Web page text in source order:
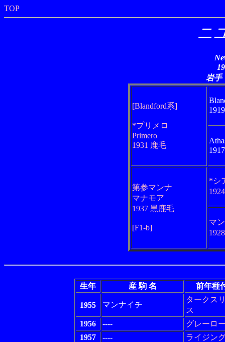
TOP
ニ
岩手
[Blandford系]
*プリメロ
Primero
1931 鹿毛
第参マンナ
マナモア
1937 黒鹿毛
[F1-b]
*シ
マ
生年 産 駒 名 前年種
1955 マンナイチ
タークス
ス
1956
----
グレーロ
1957
---- ライジン